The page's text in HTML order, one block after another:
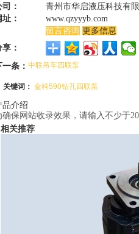
：
青州市华启液压科技有
：
www.qzyyyb.com
留言咨询 更多信息
：
条： 中联吊车四联泵
关键词： 金科590钻孔四联泵
品介绍
确保网站收录效果，请输入不少于
相关推荐